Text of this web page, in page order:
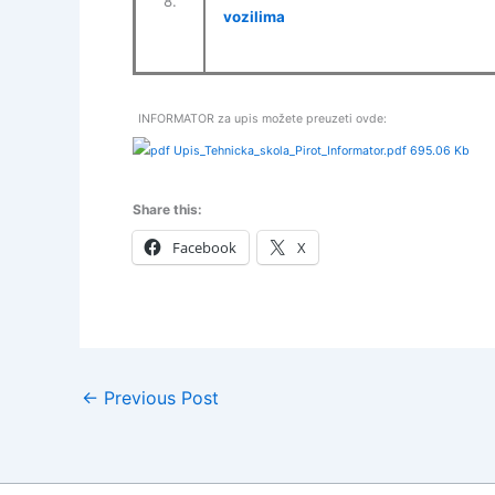
vozilima
INFORMATOR za upis možete preuzeti ovde:
Upis_Tehnicka_skola_Pirot_Informator.pdf 695.06 Kb
Share this:
Facebook X
← Previous Post